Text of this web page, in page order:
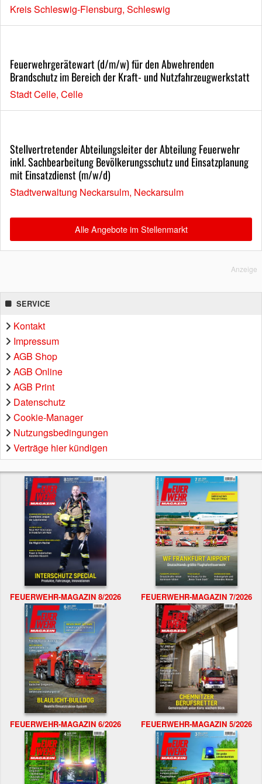
Kreis Schleswig-Flensburg, Schleswig
Feuerwehrgerätewart (d/m/w) für den Abwehrenden
Brandschutz im Bereich der Kraft- und Nutzfahrzeugwerkstatt
Stadt Celle, Celle
Stellvertretender Abteilungsleiter der Abteilung Feuerwehr
inkl. Sachbearbeitung Bevölkerungsschutz und Einsatzplanung
mit Einsatzdienst (m/w/d)
Stadtverwaltung Neckarsulm, Neckarsulm
Alle Angebote im Stellenmarkt
Anzeige
SERVICE
Kontakt
Impressum
AGB Shop
AGB Online
AGB Print
Datenschutz
Cookie-Manager
Nutzungsbedingungen
Verträge hier kündigen
FEUERWEHR-MAGAZIN 8/2026 FEUERWEHR-MAGAZIN 7/2026
FEUERWEHR-MAGAZIN 6/2026 FEUERWEHR-MAGAZIN 5/2026